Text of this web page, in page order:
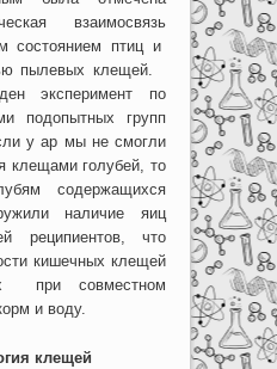
взаимосвязь
состоянием птиц и
пылевых клещей.
эксперимент по
подопытных групп
у ар мы не смогли
клещами голубей, то
содержащихся
наличие яиц
реципиентов, что
кишечных клещей
при совместном
и воду.
клещей